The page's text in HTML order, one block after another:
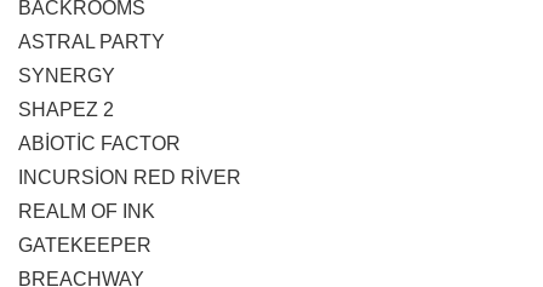
BACKROOMS
ASTRAL PARTY
SYNERGY
SHAPEZ 2
ABİOTİC FACTOR
INCURSİON RED RİVER
REALM OF INK
GATEKEEPER
BREACHWAY